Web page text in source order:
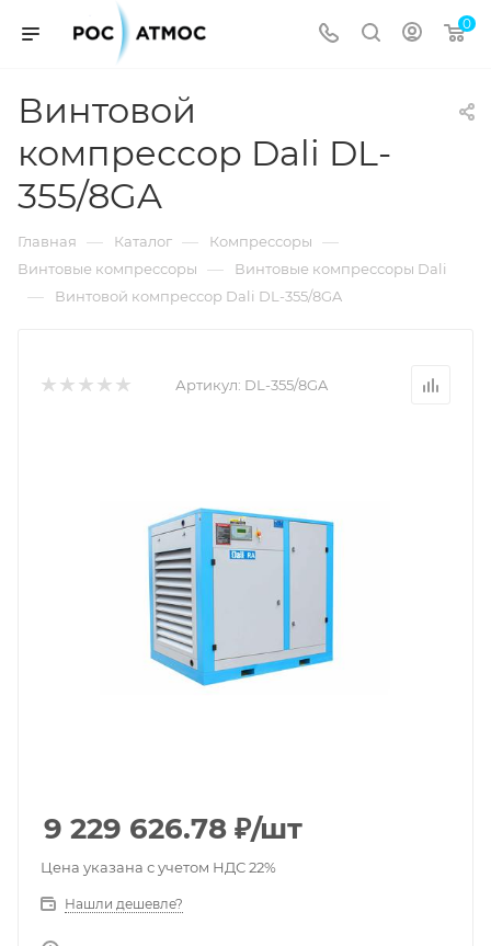
0
Винтовой
компрессор Dali DL-
355/8GA
Главная — Каталог — Компрессоры —
Винтовые компрессоры — Винтовые компрессоры Dali
— Винтовой компрессор Dali DL-355/8GA
Артикул: DL-355/8GA
9 229 626.78 ₽/шт
Цена указана с учетом НДС 22%
Нашли дешевле?